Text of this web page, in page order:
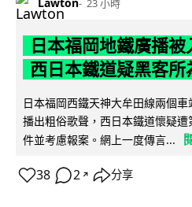
23 小時
日本福岡地鐵廣播
西日本鐵道疑黑客所
日本福岡西鐵天神大牟田線兩個
播出粗俗歌聲，西日本鐵道懷疑
件並考慮報案。網上一度傳言...
38 2 ↗ 分享